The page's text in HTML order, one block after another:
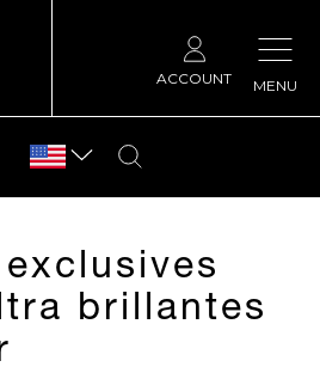
MENU
ACCOUNT
brillantes